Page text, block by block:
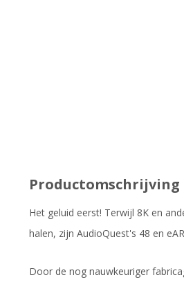
Productomschrijving
Het geluid eerst! Terwijl 8K en
halen, zijn AudioQuest's 48 en
Door de nog nauwkeuriger